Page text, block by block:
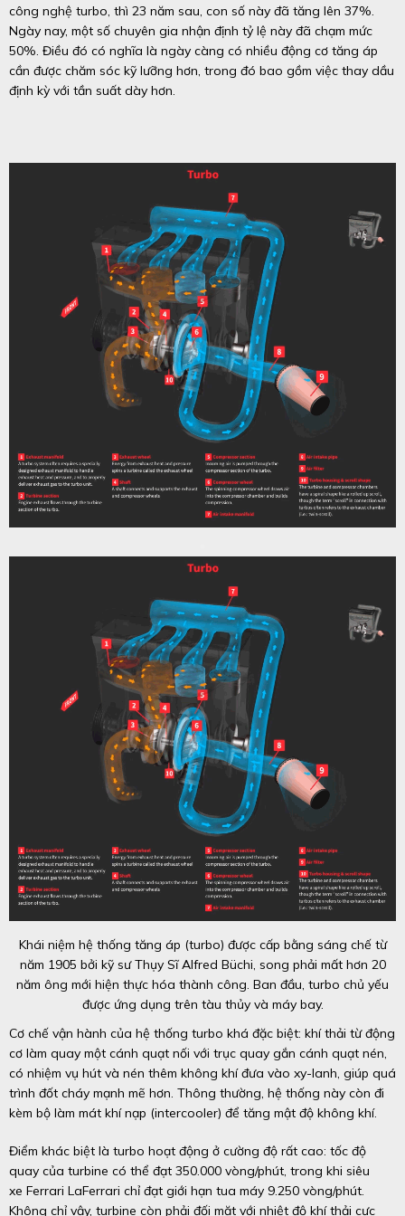
công nghệ turbo, thì 23 năm sau, con số này đã tăng lên 37%.
Ngày nay, một số chuyên gia nhận định tỷ lệ này đã chạm mức
50%. Điều đó có nghĩa là ngày càng có nhiều động cơ tăng áp
cần được chăm sóc kỹ lưỡng hơn, trong đó bao gồm việc thay dầu
định kỳ với tần suất dày hơn.
Khái niệm hệ thống tăng áp (turbo) được cấp bằng sáng chế từ
năm 1905 bởi kỹ sư Thụy Sĩ Alfred Büchi, song phải mất hơn 20
năm ông mới hiện thực hóa thành công. Ban đầu, turbo chủ yếu
được ứng dụng trên tàu thủy và máy bay.
Cơ chế vận hành của hệ thống turbo khá đặc biệt: khí thải từ động
cơ làm quay một cánh quạt nối với trục quay gắn cánh quạt nén,
có nhiệm vụ hút và nén thêm không khí đưa vào xy-lanh, giúp quá
trình đốt cháy mạnh mẽ hơn. Thông thường, hệ thống này còn đi
kèm bộ làm mát khí nạp (intercooler) để tăng mật độ không khí.
Điểm khác biệt là turbo hoạt động ở cường độ rất cao: tốc độ
quay của turbine có thể đạt 350.000 vòng/phút, trong khi siêu
xe Ferrari LaFerrari chỉ đạt giới hạn tua máy 9.250 vòng/phút.
Không chỉ vậy, turbine còn phải đối mặt với nhiệt độ khí thải cực